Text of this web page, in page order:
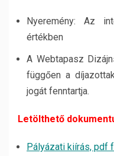
Nyeremény: Az
értékben
A Webtapasz
függően a
jogát fenntartja.
Letölthető
Pályázati kiírás, pdf